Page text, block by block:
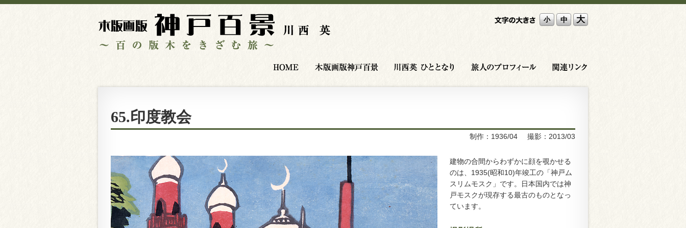
小 中 大
HOME 木版画版神戸百景 川西英 ひととなり 旅人プロフィール
65.印度教会
制作：1936/04 撮影：2013/03
建物の合間からわずかに顔を覗かせる
のは、1935(昭和10)年竣工の「神戸ム
スリムモスク」です。日本国内では神
戸モスクが現存する最古のものとなっ
ています。